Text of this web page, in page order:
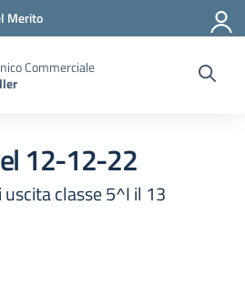
Merito
Commerciale
12-12-22
classe 5^I il 13